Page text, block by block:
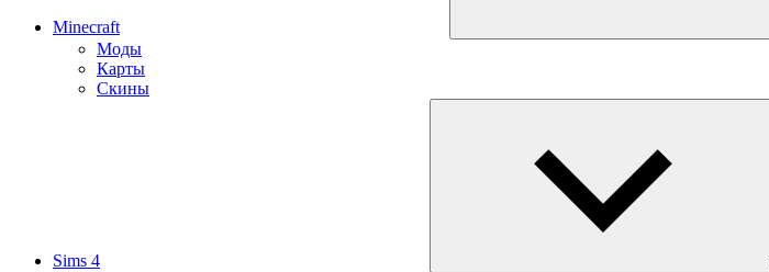
Minecraft
Моды
Карты
Скины
Sims 4